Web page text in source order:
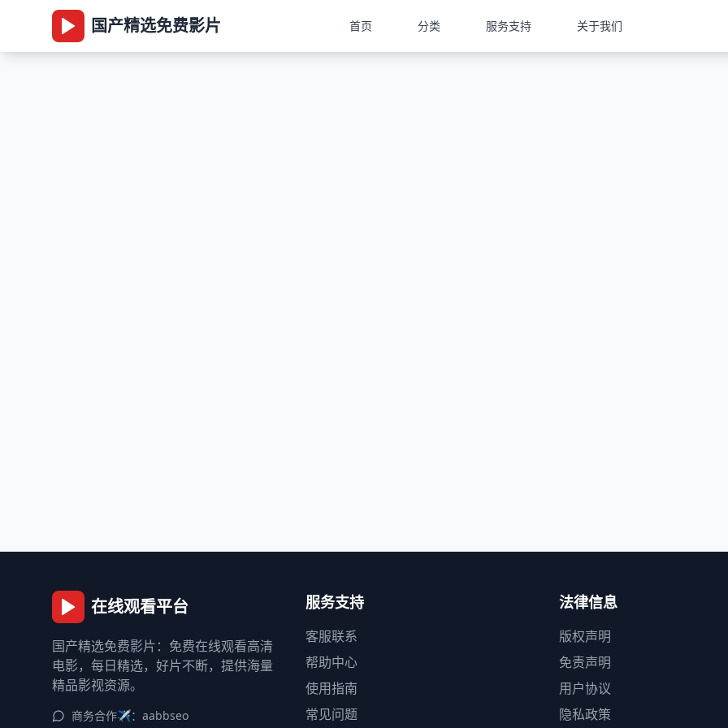
国产精选免费影片 首页 分类 服务支持 关于我们
在线观看平台
国产精选免费影片：免费在线观看高清
电影，每日精选，好片不断，提供海量
精品影视资源。
商务合作✈️：aabbseo
服务支持
客服联系
帮助中心
使用指南
常见问题
法律信息
版权声明
免责声明
用户协议
隐私政策